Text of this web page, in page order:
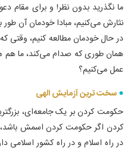
ما نگذرید بدون نظر! و برای مقام
نثارش می‌کنیم، مبادا خودمان آن طور
در حال خودمان مطالعه کنیم، وقتی
همان طوری که صدام می‌کند، ما هم
عمل می‌کنیم؟
سخت ترین آزمایش الهی‌
حکومت کردن بر یک جامعه‌ای،
کردن اگر حکومت کردن اسمش
در راه اسلام و در راه کشور اسلامی